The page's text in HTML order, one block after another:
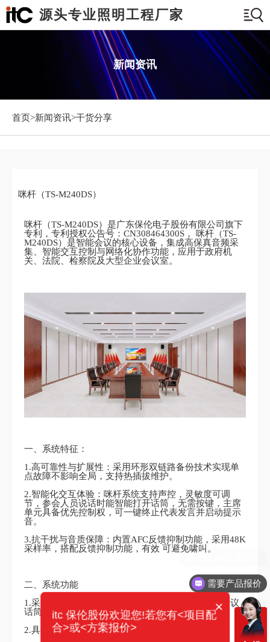
源头专业照明工程厂家
新闻资讯
首页>新闻资讯>干货分享
咪杆（TS-M240DS）
咪杆（TS-M240DS）是广东保伦电子股份有限公司旗下
专利，专利授权公告号：CN308464300S， 咪杆（TS-
M240DS）是智能会议的核心设备，集成高保真音频采
集、智能交互控制与网络化协作功能，应用于政府机
关、法院、检察院及大型企业会议室。
一、系统特征：
1.高可靠性与扩展性：采用环形双链路备份技术实现单
点故障不影响全局，支持热插拔维护。
2.智能化交互体验：咪杆系统支持声控，灵敏度可调
节，参会人员说话时能智能打开话筒，无需按键，主席
单元具备优先控制权，可一键终止代表发言并启动提示
音。
3.抗干扰与音质保障：内置AFC反馈抑制功能，采用48K
采样率，搭配反馈抑制功能，有效 可避免啸叫。
二、系统功能
1.采用全新咪杆设计，拾音距离远，范围广，支持会议
话筒多指向性调节。
2.具有独立调节话筒增益，数模双备份功能。
需要产品报价
×
itc 保伦股份欢迎您!若您有<项目配
合>或<方案报价>